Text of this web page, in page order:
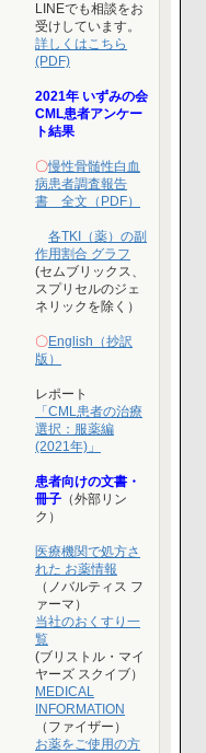
LINEでも相談をお
受けしています。
詳しくはこちら
(PDF)
2021年 いずみの会
CML患者アンケー
ト結果
〇慢性骨髄性白血
病患者調査報告
書 全文（PDF）
各TKI（薬）の副
作用割合 グラフ
(セムブリックス、
スプリセルのジェ
ネリックを除く）
〇English（抄訳
版）
レポート
「CML患者の治療
選択：服薬編
(2021年)」
患者向けの文書・
冊子 （外部リン
ク）
医療機関で処方さ
れた お薬情報
（ノバルティス フ
ァーマ）
当社のおくすり一
覧
(ブリストル・マイ
ヤーズ スクイブ）
MEDICAL
INFORMATION
（ファイザー）
お薬をご使用の方